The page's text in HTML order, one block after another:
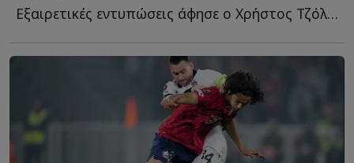
Εξαιρετικές εντυπώσεις άφησε ο Χρήστος Τζόλης στη φ...